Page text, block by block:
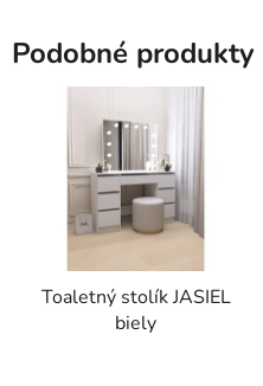
Podobné produkty
Toaletný stolík JASIEL
biely